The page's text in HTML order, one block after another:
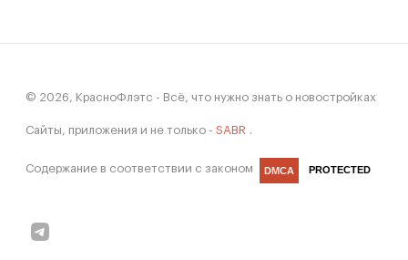
© 2026, КрасноФлэтс - Всё, что нужно знать о новостройках
Сайты, приложения и не только - SABR .
Содержание в соответствии с законом DMCA PROTECTED